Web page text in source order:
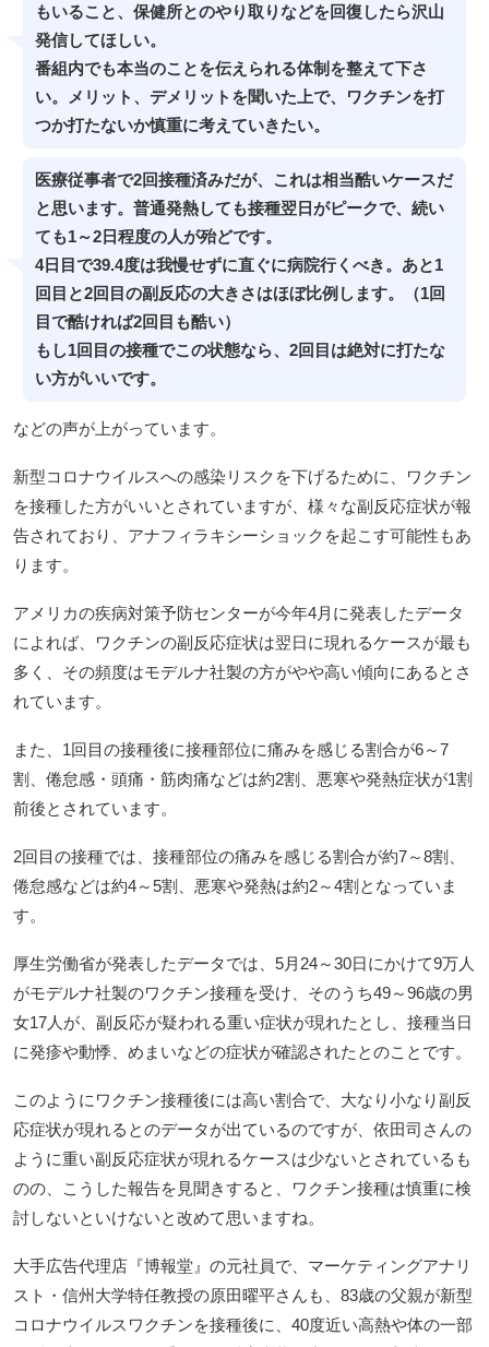
もいること、保健所とのやり取りなどを回復したら沢山
発信してほしい。
番組内でも本当のことを伝えられる体制を整えて下さ
い。メリット、デメリットを聞いた上で、ワクチンを打
つか打たないか慎重に考えていきたい。
医療従事者で2回接種済みだが、これは相当酷いケースだ
と思います。普通発熱しても接種翌日がピークで、続い
ても1～2日程度の人が殆どです。
4日目で39.4度は我慢せずに直ぐに病院行くべき。あと1
回目と2回目の副反応の大きさはほぼ比例します。（1回
目で酷ければ2回目も酷い）
もし1回目の接種でこの状態なら、2回目は絶対に打たな
い方がいいです。
などの声が上がっています。
新型コロナウイルスへの感染リスクを下げるために、ワクチン
を接種した方がいいとされていますが、様々な副反応症状が報
告されており、アナフィラキシーショックを起こす可能性もあ
ります。
アメリカの疾病対策予防センターが今年4月に発表したデータ
によれば、ワクチンの副反応症状は翌日に現れるケースが最も
多く、その頻度はモデルナ社製の方がやや高い傾向にあるとさ
れています。
また、1回目の接種後に接種部位に痛みを感じる割合が6～7
割、倦怠感・頭痛・筋肉痛などは約2割、悪寒や発熱症状が1割
前後とされています。
2回目の接種では、接種部位の痛みを感じる割合が約7～8割、
倦怠感などは約4～5割、悪寒や発熱は約2～4割となっていま
す。
厚生労働省が発表したデータでは、5月24～30日にかけて9万人
がモデルナ社製のワクチン接種を受け、そのうち49～96歳の男
女17人が、副反応が疑われる重い症状が現れたとし、接種当日
に発疹や動悸、めまいなどの症状が確認されたとのことです。
このようにワクチン接種後には高い割合で、大なり小なり副反
応症状が現れるとのデータが出ているのですが、依田司さんの
ように重い副反応症状が現れるケースは少ないとされているも
のの、こうした報告を見聞きすると、ワクチン接種は慎重に検
討しないといけないと改めて思いますね。
大手広告代理店『博報堂』の元社員で、マーケティングアナリ
スト・信州大学特任教授の原田曜平さんも、83歳の父親が新型
コロナウイルスワクチンを接種後に、40度近い高熱や体の一部